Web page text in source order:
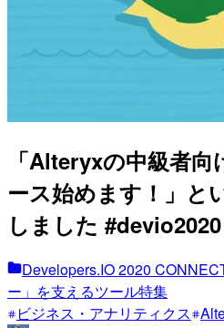
「Alteryxの中級者
ース始めます！」と
しました #devio2020
Developers.IO 2020
ー」を支えるツール特集
ビジネス・アナリティクス